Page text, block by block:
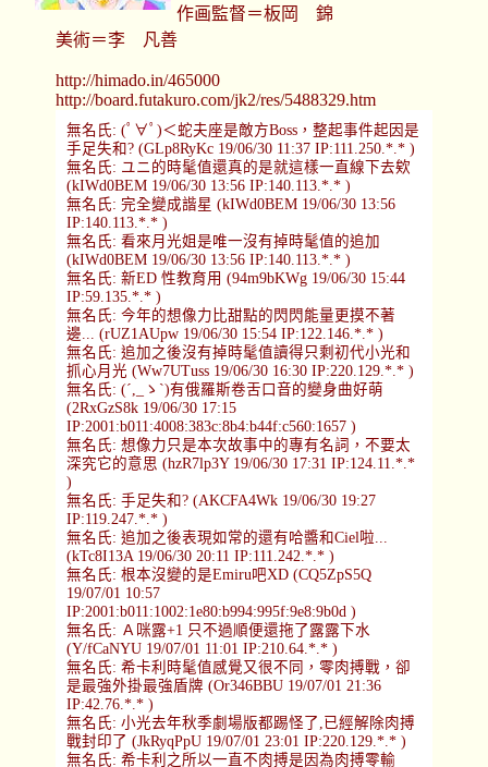
作画監督＝板岡 錦
美術＝李 凡善
http://himado.in/465000
http://board.futakuro.com/jk2/res/5488329.htm
無名氏: (ﾟ∀ﾟ)＜蛇夫座是敵方Boss，整起事件起因是
手足失和? (GLp8RyKc 19/06/30 11:37 IP:111.250.*.* )
無名氏: ユニ的時髦值還真的是就這樣一直線下去欸
(kIWd0BEM 19/06/30 13:56 IP:140.113.*.* )
無名氏: 完全變成諧星 (kIWd0BEM 19/06/30 13:56
IP:140.113.*.* )
無名氏: 看來月光姐是唯一沒有掉時髦值的追加
(kIWd0BEM 19/06/30 13:56 IP:140.113.*.* )
無名氏: 新ED 性教育用 (94m9bKWg 19/06/30 15:44
IP:59.135.*.* )
無名氏: 今年的想像力比甜點的閃閃能量更摸不著
邊... (rUZ1AUpw 19/06/30 15:54 IP:122.146.*.* )
無名氏: 追加之後沒有掉時髦值讀得只剩初代小光和
抓心月光 (Ww7UTuss 19/06/30 16:30 IP:220.129.*.* )
無名氏: (´,_ゝ`)有俄羅斯卷舌口音的變身曲好萌
(2RxGzS8k 19/06/30 17:15
IP:2001:b011:4008:383c:8b4:b44f:c560:1657 )
無名氏: 想像力只是本次故事中的專有名詞，不要太
深究它的意思 (hzR7lp3Y 19/06/30 17:31 IP:124.11.*.*
)
無名氏: 手足失和? (AKCFA4Wk 19/06/30 19:27
IP:119.247.*.* )
無名氏: 追加之後表現如常的還有哈醬和Ciel啦...
(kTc8I13A 19/06/30 20:11 IP:111.242.*.* )
無名氏: 根本沒變的是Emiru吧XD (CQ5ZpS5Q
19/07/01 10:57
IP:2001:b011:1002:1e80:b994:995f:9e8:9b0d )
無名氏: Ａ咪露+1 只不過順便還拖了露露下水
(Y/fCaNYU 19/07/01 11:01 IP:210.64.*.* )
無名氏: 希卡利時髦值感覺又很不同，零肉搏戰，卻
是最強外掛最強盾牌 (Or346BBU 19/07/01 21:36
IP:42.76.*.* )
無名氏: 小光去年秋季劇場版都踢怪了,已經解除肉搏
戰封印了 (JkRyqPpU 19/07/01 23:01 IP:220.129.*.* )
無名氏: 希卡利之所以一直不肉搏是因為肉搏零輸